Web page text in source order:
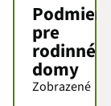
pre
rodinné
domy
Zobrazené